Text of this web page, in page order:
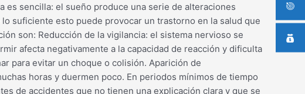
es sencilla: el sueño produce una serie de alteraciones
suficiente esto puede provocar un trastorno en la salud que
son: Reducción de la vigilancia: el sistema nervioso se
afecta negativamente a la capacidad de reacción y dificulta
para evitar un choque o colisión. Aparición de
horas y duermen poco. En periodos mínimos de tiempo
de accidentes que no tienen una explicación clara y que se